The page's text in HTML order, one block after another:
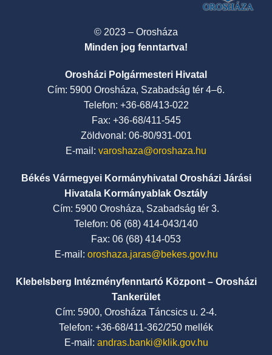
© 2023 – Orosháza
Minden jog fenntartva!
Orosházi Polgármesteri Hivatal
Cím: 5900 Orosháza, Szabadság tér 4–6.
Telefon: +36-68/413-022
Fax: +36-68/411-545
Zöldvonal: 06-80/931-001
E-mail: varoshaza@oroshaza.hu
Békés Vármegyei Kormányhivatal Orosházi Járási
Hivatala Kormányablak Osztály
Cím: 5900 Orosháza, Szabadság tér 3.
Telefon: 06 (68) 414-043/140
Fax: 06 (68) 414-053
E-mail: oroshaza.jaras@bekes.gov.hu
Klebelsberg Intézményfenntartó Központ – Orosházi
Tankerület
Cím: 5900, Orosháza Táncsics u. 2-4.
Telefon: +36-68/411-362/250 mellék
E-mail: andras.banki@klik.gov.hu